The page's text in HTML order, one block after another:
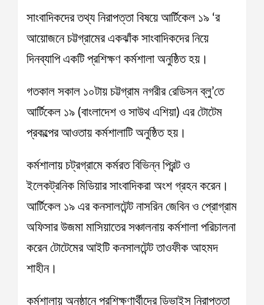
সাংবাদিকদের তথ্য নিরাপত্তা বিষয়ে আর্টিকেল ১৯ ‘র
আয়োজনে চট্টগ্রামের একঝাঁক সাংবাদিকদের নিয়ে
দিনব্যাপি একটি প্রশিক্ষণ কর্মশালা অনুষ্ঠিত হয়।
গতকাল সকাল ১০টায় চট্টগ্রাম নগরীর রেডিসন ব্লু’তে
আর্টিকেল ১৯ (বাংলাদেশ ও সাউথ এশিয়া) এর টোটেম
প্রকল্পের আওতায় কর্মশালাটি অনুষ্ঠিত হয়।
কর্মশালায় চট্রগ্রামে কর্মরত বিভিন্ন প্রিন্ট ও
ইলেকট্রনিক মিডিয়ার সাংবাদিকরা অংশ গ্রহন করেন।
আর্টিকেল ১৯ এর কনসালটেন্ট নাসরিন জেবিন ও প্রোগ্রাম
অফিসার উজমা মাসিয়াতের সঞ্চালনায় কর্মশালা পরিচালনা
করেন টোটেমের আইটি কনসালটেন্ট তাওফীক আহমদ
শাহীন।
কর্মশালায় অনুষ্ঠানে প্রশিক্ষণার্থীদের ডিভাইস নিরাপত্তা